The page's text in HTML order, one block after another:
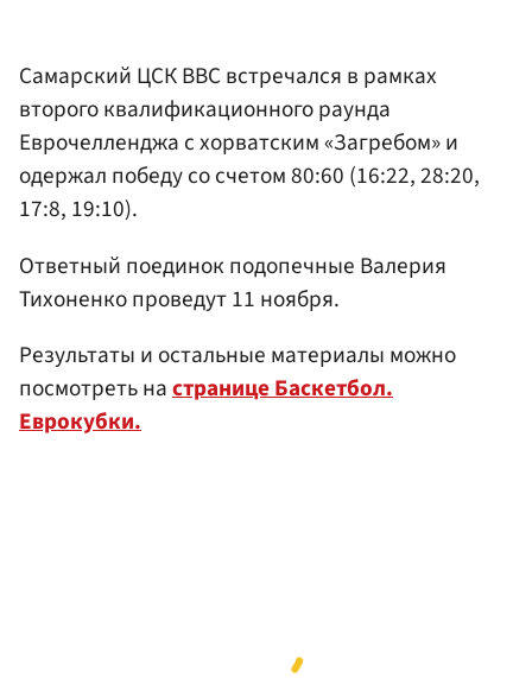
Самарский ЦСК ВВС встречался в рамках
второго квалификационного раунда
Еврочелленджа с хорватским «Загребом» и
одержал победу со счетом 80:60 (16:22, 28:20,
17:8, 19:10).
Ответный поединок подопечные Валерия
Тихоненко проведут 11 ноября.
Результаты и остальные материалы можно
посмотреть настранице Баскетбол.
Еврокубки.